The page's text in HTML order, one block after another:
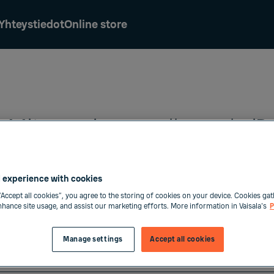
Online store
Miten voimme olla avuksi?
kyselysi suoraan oikealle Vaisalan
experience with cookies
all cookies”, you agree to the storing of cookies on your device. Cookies
site usage, and assist our marketing efforts. More information in Vaisala's
Accept all cookies
Manage settings